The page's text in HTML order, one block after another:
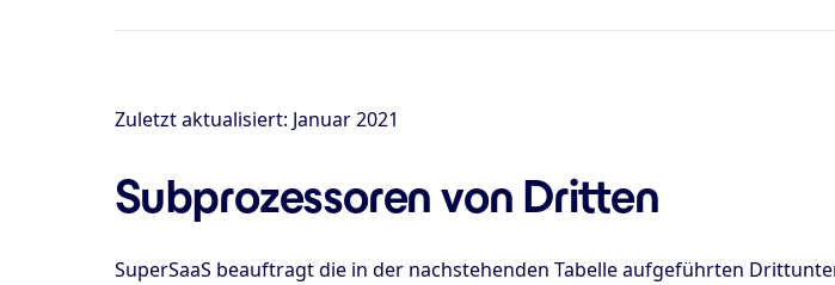
Zuletzt aktualisiert: Januar 2021
Subprozessoren von Dritten
SuperSaaS beauftragt die in der nachstehenden Tabelle aufgeführten